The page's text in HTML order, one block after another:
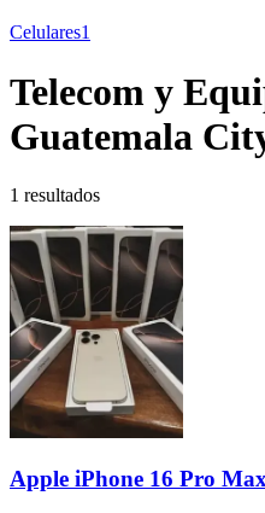
Celulares1
Telecom y
Guatemala
1 resultados
Apple iPhone 16 Pro